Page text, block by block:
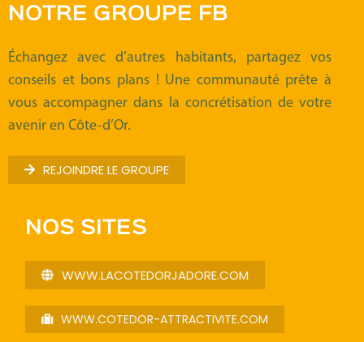
NOTRE GROUPE FB
Échangez avec d’autres habitants, partagez vos
conseils et bons plans ! Une communauté prête à
vous accompagner dans la concrétisation de votre
avenir en Côte-d’Or.
REJOINDRE LE GROUPE
NOS SITES
WWW.LACOTEDORJADORE.COM
WWW.COTEDOR-ATTRACTIVITE.COM